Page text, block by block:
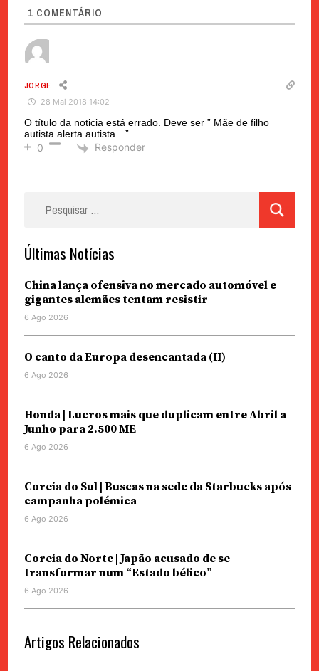
1 COMENTÁRIO
JORGE
28 Mai 2018 14:02
O título da noticia está errado. Deve ser ” Mãe de filho
autista alerta autista…”
0 Responder
Últimas Notícias
China lança ofensiva no mercado automóvel e
gigantes alemães tentam resistir
6 Ago 2026
O canto da Europa desencantada (II)
6 Ago 2026
Honda | Lucros mais que duplicam entre Abril a
Junho para 2.500 ME
6 Ago 2026
Coreia do Sul | Buscas na sede da Starbucks após
campanha polémica
6 Ago 2026
Coreia do Norte | Japão acusado de se
transformar num “Estado bélico”
6 Ago 2026
Artigos Relacionados